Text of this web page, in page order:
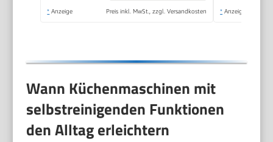
Durchlaufschnitzler, 3
* Anzeige Preis inkl. MwSt., zzgl. Versandkosten * Anzeige
Wann Küchenmaschinen mit
selbstreinigenden Funktionen
den Alltag erleichtern